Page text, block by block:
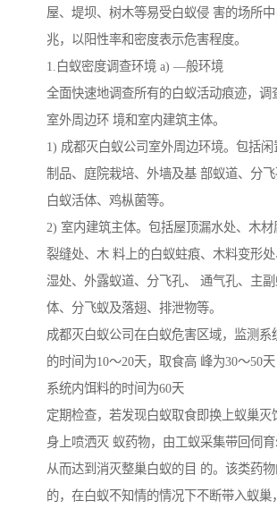
屋、堤坝、树木等易受白蚁侵 害的场所
兆，以阳性率和密度表示危害程度。
1.白蚁密度调查环境 a) —般环境
全面快速地调查所有的白蚁活动痕迹，调
室外周边环 境和室内建筑主体。
1) 成都灭白蚁公司室外周边环境。包括
制品、庭院栽培、外墙及基 部蚁道、分飞
白蚁活体、鸡枞菌等。
2) 室内建筑主体。包括屋顶漏水处、木
裂缝处、木 料上的白蚁蛀痕、木料变形
湿处、外露蚁道、分飞孔、 通气孔、主
体、分飞蚁及落翅、排泄物等。
成都灭白蚁公司在白蚁危害区域，监测系
的时间为10～20天，取食高 峰为30～50
系统内饵料的时间为60天
定期检查，若发现白蚁取食即换上蚁巢灭
身上喷洒灭 蚁药物，由工蚁采集带回伺育
从而达到消灭整巢白蚁的目 的。该类药
的，在白蚁不知情的情况下不断带入蚁巢